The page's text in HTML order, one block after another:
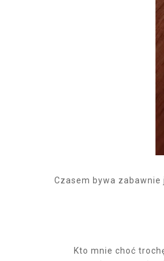
Czasem bywa
Kto mnie choć